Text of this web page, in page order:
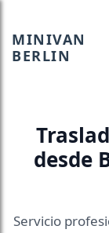
MINIVAN
BERLIN
desde
Servicio